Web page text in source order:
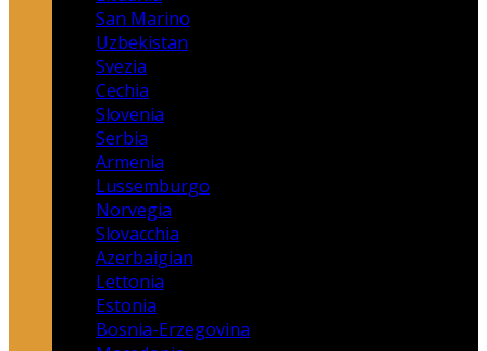
San Marino
Uzbekistan
Svezia
Cechia
Slovenia
Serbia
Armenia
Lussemburgo
Norvegia
Slovacchia
Azerbaigian
Lettonia
Estonia
Bosnia-Erzegovina